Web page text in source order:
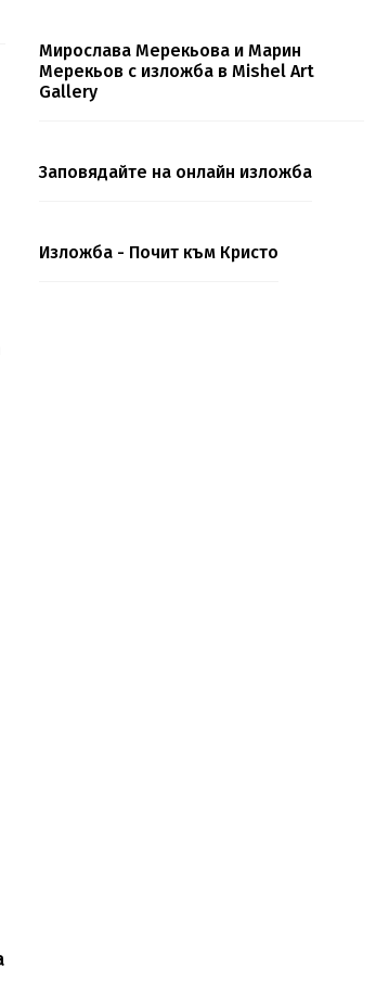
Мирослава Мерекьова и Марин
Мерекьов с изложба в Mishel Art
Gallery
Заповядайте на онлайн изложба
Изложба - Почит към Кристо